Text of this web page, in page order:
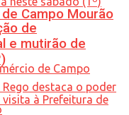
Campo Mourão
de
e mutirão de